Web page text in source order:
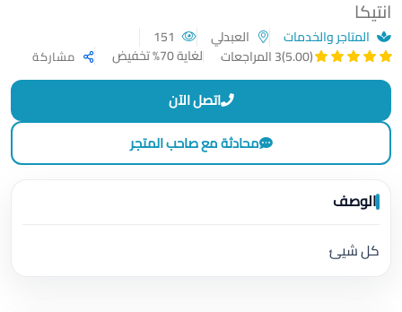
انتيكا
المتاجر والخدمات العبدلي
(5.00)
3 المراجعات لغاية 70% تخفيض مشاركة
اتصل الآن
محادثة مع صاحب المتجر
الوصف
كل شيئ